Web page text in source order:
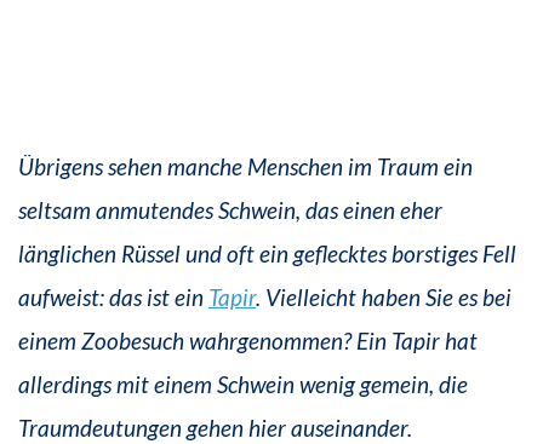
Übrigens sehen manche Menschen im Traum ein
seltsam anmutendes Schwein, das einen eher
länglichen Rüssel und oft ein geflecktes borstiges Fell
aufweist: das ist ein Tapir. Vielleicht haben Sie es bei
einem Zoobesuch wahrgenommen? Ein Tapir hat
allerdings mit einem Schwein wenig gemein, die
Traumdeutungen gehen hier auseinander.